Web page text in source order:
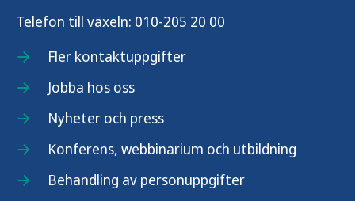
Telefon till växeln: 010-205 20 00
Fler kontaktuppgifter
Jobba hos oss
Nyheter och press
Konferens, webbinarium och utbildning
Behandling av personuppgifter